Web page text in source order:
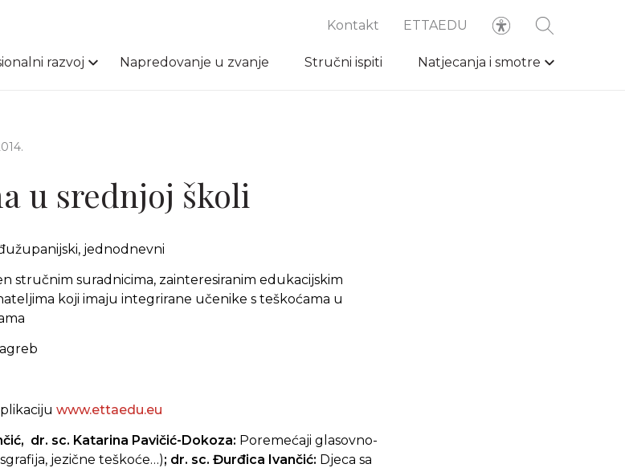
Kontakt ETTAEDU
razvoj Napredovanje u zvanje Stručni ispiti Natjecanja i smotre
u srednjoj školi
jednodnevni
stručnim suradnicima, zainteresiranim edukacijskim
koji imaju integrirane učenike s teškoćama u
www.ettaedu.eu
dr. sc. Katarina Pavičić-Dokoza: Poremećaji glasovno-
jezične teškoće…); dr. sc. Đurđica Ivančić: Djeca sa